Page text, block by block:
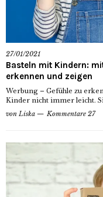
27/01/2021
Basteln mit Kindern:
erkennen und zeigen
Werbung – Gefühle zu
Kinder nicht immer leicht.
von Liska Kommentare 27